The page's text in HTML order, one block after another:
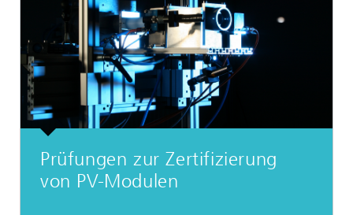
Prüfungen zur Zertifizierung
von PV-Modulen